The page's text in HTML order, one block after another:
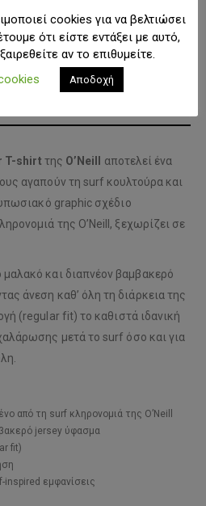
ΣΤΗ ΛΊΣΤΑ ΕΠΙΘΥΜΙΏΝ
T-shirt της O’Neill
αποτελεί ένα
αγαπούν τη surf κουλτούρα και
graphic σχέδιο
της O’Neill, ξεχωρίζει σε
και διαπνέον βαμβακερό
άνεση καθ’ όλη τη διάρκεια της
(regular fit) το καθιστά ιδανική
μετά το surf όσο και για
από τη surf κληρονομιά της O’Neill
jersey ύφασμα
fit)
inspired εμφανίσεις
cookies για να βελτιώσει
ότι είστε εντάξει με αυτό,
αν το επιθυμείτε.
Αποδοχή